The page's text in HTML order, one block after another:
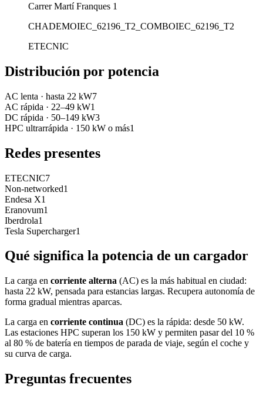
Carrer Martí Franques 1
CHADEMOIEC_62196_T2_COMBOIEC_62196_T2
ETECNIC
Distribución por potencia
AC lenta · hasta 22 kW7
AC rápida · 22–49 kW1
DC rápida · 50–149 kW3
HPC ultrarrápida · 150 kW o más1
Redes presentes
ETECNIC7
Non-networked1
Endesa X1
Eranovum1
Iberdrola1
Tesla Supercharger1
Qué significa la potencia de un cargador
La carga en corriente alterna (AC) es la más habitual en ciudad:
hasta 22 kW, pensada para estancias largas. Recupera autonomía de
forma gradual mientras aparcas.
La carga en corriente continua (DC) es la rápida: desde 50 kW.
Las estaciones HPC superan los 150 kW y permiten pasar del 10 %
al 80 % de batería en tiempos de parada de viaje, según el coche y
su curva de carga.
Preguntas frecuentes